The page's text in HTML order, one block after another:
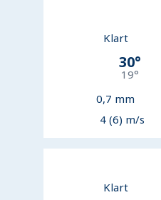
Klart
30°
19°
0,7 mm
4 (6) m/s
Klart